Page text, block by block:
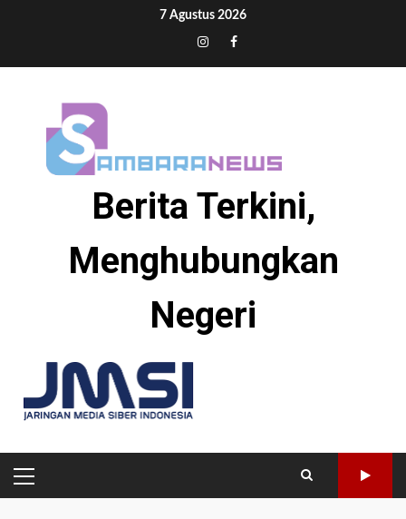
7 Agustus 2026
Tiktok
InstagramFacebook
Berita Terkini,
Menghubungkan
Negeri
PRIMARY
MENU